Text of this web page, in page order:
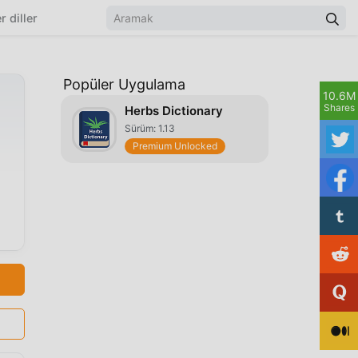
diller
Popüler Uygulama
Herbs Dictionary
Sürüm: 1.13
Premium Unlocked
10.6M
Shares